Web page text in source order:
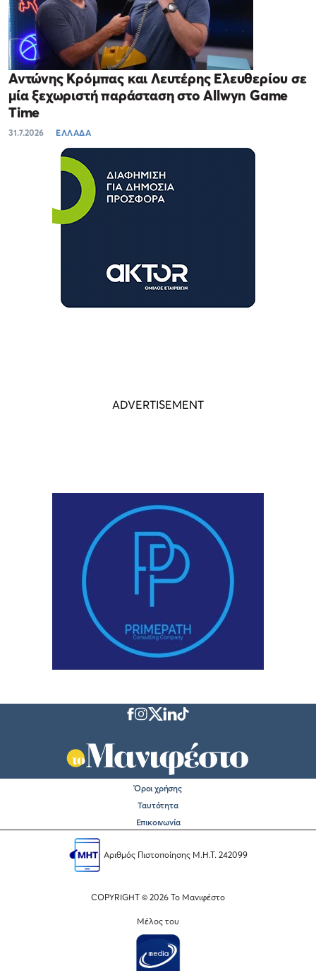
Αντώνης Κρόμπας και Λευτέρης Ελευθερίου σε
μία ξεχωριστή παράσταση στο Allwyn Game
Time
31.7.2026 ΕΛΛΑΔΑ
Όροι χρήσης
Ταυτότητα
Επικοινωνία
Αριθμός Πιστοποίησης Μ.Η.Τ. 242099
COPYRIGHT © 2026 Το Μανιφέστο
Μέλος του